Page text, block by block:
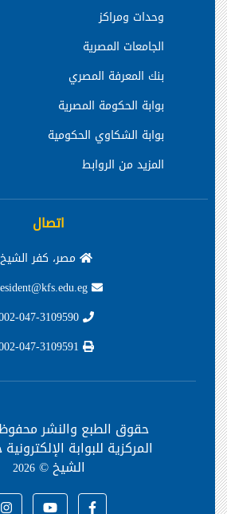
وحدات ومراكز
الجامعات المصرية
بنك المعرفة المصري
بوابة الحكومة المصرية
بوابة الشكاوي الحكومية
المزيد من الروابط
اتصال
مصر، كفر الشيخ
حقوق الطبع والنشر
المركزية للبوابة
الشيخ ©2026